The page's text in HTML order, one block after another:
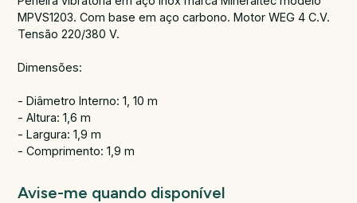
MPVS1203. Com base em aço carbono. Motor WEG 4 C.V.
Tensão 220/380 V.
Dimensões:
- Diâmetro Interno: 1, 10 m
- Altura: 1,6 m
- Largura: 1,9 m
- Comprimento: 1,9 m
Avise-me quando disponível